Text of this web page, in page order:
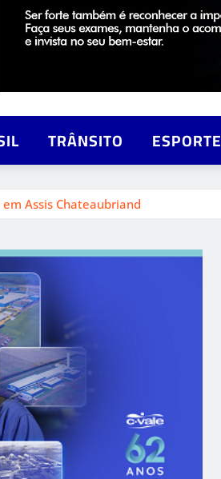
TRÂNSITO ESPORTE
Assis Chateaubriand